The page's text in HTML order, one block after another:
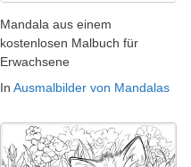
Mandala aus einem
kostenlosen Malbuch für
Erwachsene
In Ausmalbilder von Mandalas